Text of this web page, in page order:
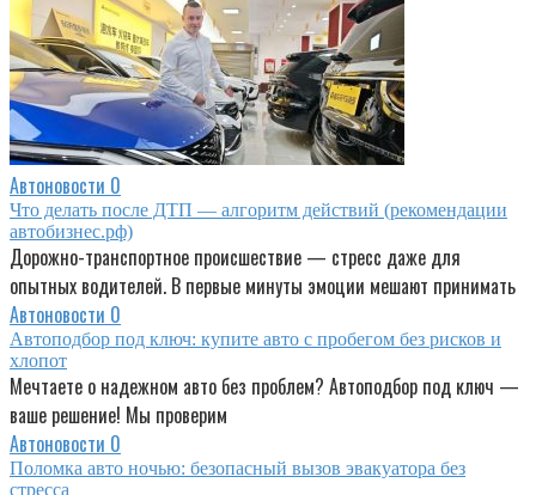
Автоновости 0
Что делать после ДТП — алгоритм действий (рекомендации
автобизнес.рф)
Дорожно-транспортное происшествие — стресс даже для
опытных водителей. В первые минуты эмоции мешают принимать
Автоновости 0
Автоподбор под ключ: купите авто с пробегом без рисков и
хлопот
Мечтаете о надежном авто без проблем? Автоподбор под ключ —
ваше решение! Мы проверим
Автоновости 0
Поломка авто ночью: безопасный вызов эвакуатора без
стресса